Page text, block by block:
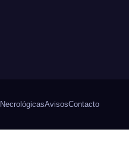
NecrológicasAvisosContacto